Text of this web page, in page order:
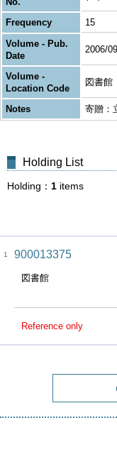
Frequency
15
Volume - Pub.
Date
2006/
Volume -
Location Code
図書館
Notes 寄贈：
Holding List
Holding 1 items
1 900013375
図書館
Reference only